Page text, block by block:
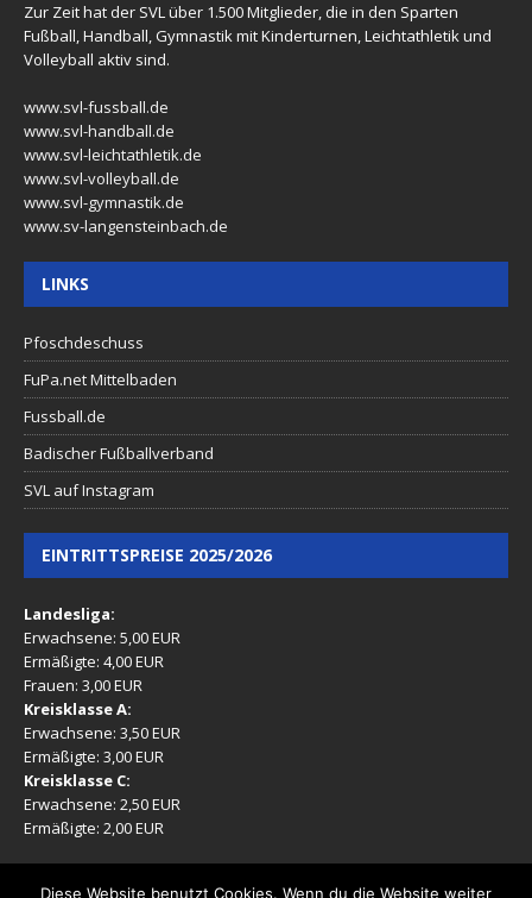
Zur Zeit hat der SVL über 1.500 Mitglieder, die in den Sparten
Fußball, Handball, Gymnastik mit Kinderturnen, Leichtathletik und
Volleyball aktiv sind.
www.svl-fussball.de
www.svl-handball.de
www.svl-leichtathletik.de
www.svl-volleyball.de
www.svl-gymnastik.de
www.sv-langensteinbach.de
LINKS
Pfoschdeschuss
FuPa.net Mittelbaden
Fussball.de
Badischer Fußballverband
SVL auf Instagram
EINTRITTSPREISE 2025/2026
Landesliga:
Erwachsene: 5,00 EUR
Ermäßigte: 4,00 EUR
Frauen: 3,00 EUR
Kreisklasse A:
Erwachsene: 3,50 EUR
Ermäßigte: 3,00 EUR
Kreisklasse C:
Erwachsene: 2,50 EUR
Ermäßigte: 2,00 EUR
Diese Website benutzt Cookies. Wenn du die Website weiter